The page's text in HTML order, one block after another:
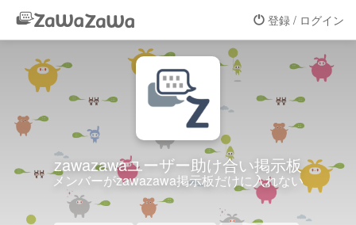
登録 / ログイン
zawazawaユーザー助け合い掲示板
メンバーがzawazawa掲示板だけに入れない